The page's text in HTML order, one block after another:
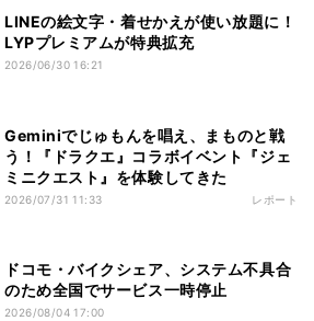
LINEの絵文字・着せかえが使い放題に！
LYPプレミアムが特典拡充
2026/06/30 16:21
Geminiでじゅもんを唱え、まものと戦
う！『ドラクエ』コラボイベント『ジェ
ミニクエスト』を体験してきた
2026/07/31 11:33 レポート
ドコモ・バイクシェア、システム不具合
のため全国でサービス一時停止
2026/08/04 17:00